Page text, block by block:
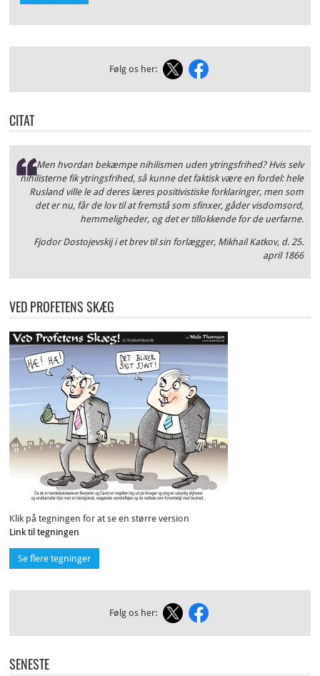
Følg os her:
CITAT
Men hvordan bekæmpe nihilismen uden ytringsfrihed? Hvis selv
nihilisterne fik ytringsfrihed, så kunne det faktisk være en fordel: hele
Rusland ville le ad deres læres positivistiske forklaringer, men som
det er nu, får de lov til at fremstå som sfinxer, gåder visdomsord,
hemmeligheder, og det er tillokkende for de uerfarne.
Fjodor Dostojevskij i et brev til sin forlægger, Mikhail Katkov, d. 25.
april 1866
VED PROFETENS SKÆG
Klik på tegningen for at se en større version
Link til tegningen
Se flere tegninger
Følg os her:
SENESTE